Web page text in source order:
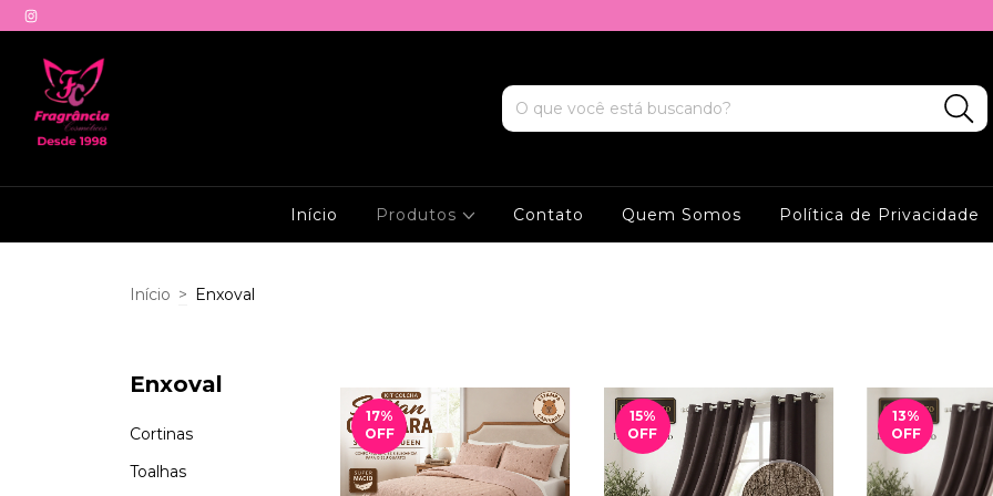
Início Produtos Contato Quem Somos Política de Privacidade
Início > Enxoval
Enxoval
Cortinas
Toalhas
17%
OFF
15%
OFF
13%
OFF